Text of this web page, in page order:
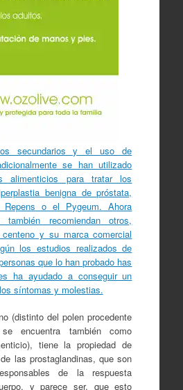
secundarios y el uso de
se han utilizado
alimenticios para tratar los
benigna de próstata,
o el Pygeum. Ahora
también recomiendan otros,
y su marca comercial
los estudios realizados de
que lo han probado has
ha ayudado a conseguir un
síntomas y molestias.
(distinto del polen procedente
encuentra también como
tiene la propiedad de
las prostaglandinas, que son
de la respuesta
y parece ser, que esto